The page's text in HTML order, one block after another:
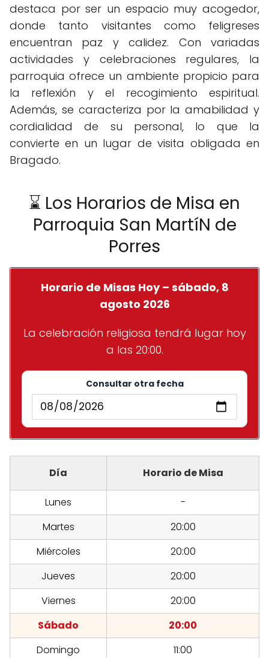
destaca por ser un espacio muy acogedor,
donde tanto visitantes como feligreses
encuentran paz y calidez. Con variadas
actividades y celebraciones regulares, la
parroquia ofrece un ambiente propicio para
la reflexión y el recogimiento espiritual.
Además, se caracteriza por la amabilidad y
cordialidad de su personal, lo que la
convierte en un lugar de visita obligada en
Bragado.
⌛ Los Horarios de Misa en
Parroquia San Martí­N de
Porres
Horario de Misas Hoy – sábado, 8
agosto 2026
La celebración religiosa tendrá lugar hoy
a las 20:00.
Consultar otra fecha
Día Horario de Misa
Lunes
-
Martes
20:00
Miércoles
20:00
Jueves
20:00
Viernes
20:00
Sábado
20:00
Domingo
11:00